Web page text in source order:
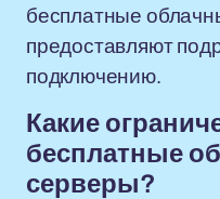
бесплатные
предоставляют
подключению.
Какие
бесплатные
серверы?